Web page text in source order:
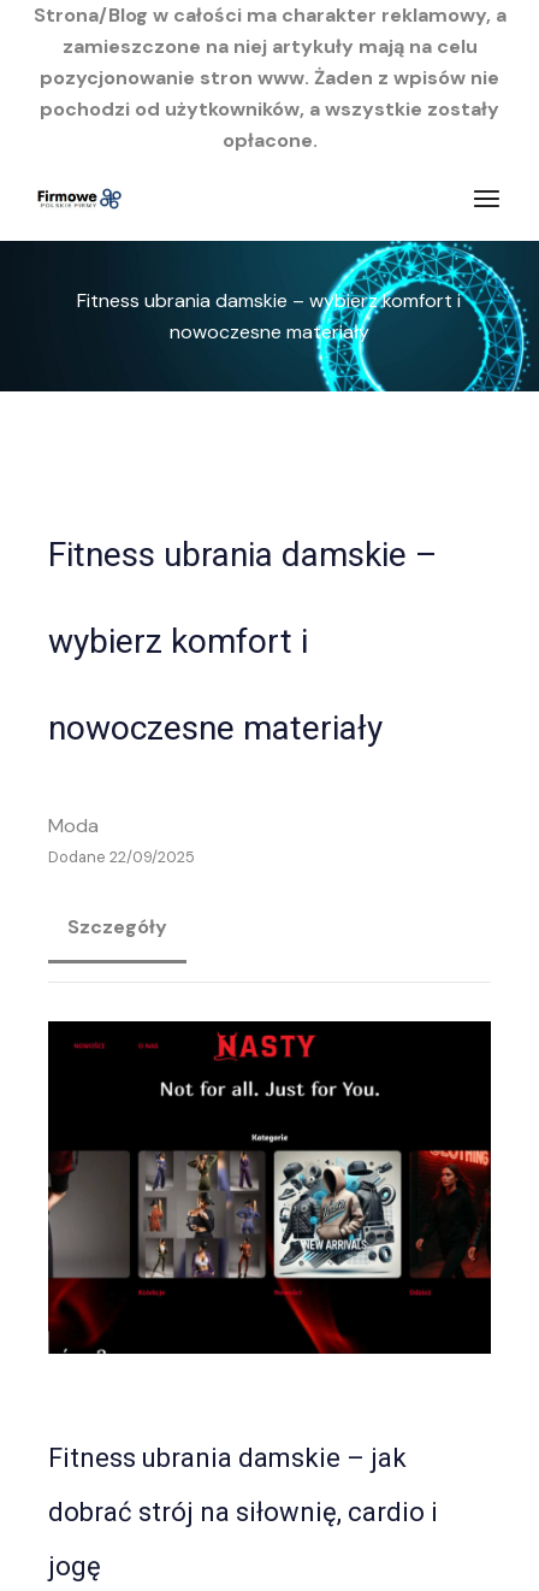
Strona/Blog w całości ma charakter reklamowy, a
zamieszczone na niej artykuły mają na celu
pozycjonowanie stron www. Żaden z wpisów nie
pochodzi od użytkowników, a wszystkie zostały
opłacone.
treści
Fitness ubrania damskie – wybierz komfort i
nowoczesne materiały
Fitness ubrania damskie –
wybierz komfort i
nowoczesne materiały
Moda
Dodane 22/09/2025
Szczegóły
Fitness ubrania damskie – jak
dobrać strój na siłownię, cardio i
jogę